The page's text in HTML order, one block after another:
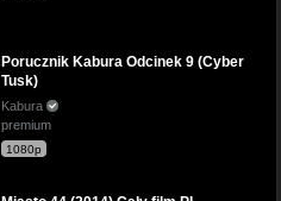
Porucznik Kabura Odcinek 9 (Cyber
Tusk)
Kabura
premium
1080p